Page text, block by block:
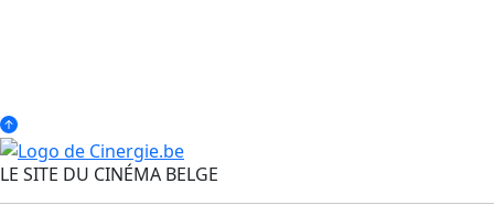
LE SITE DU CINÉMA BELGE